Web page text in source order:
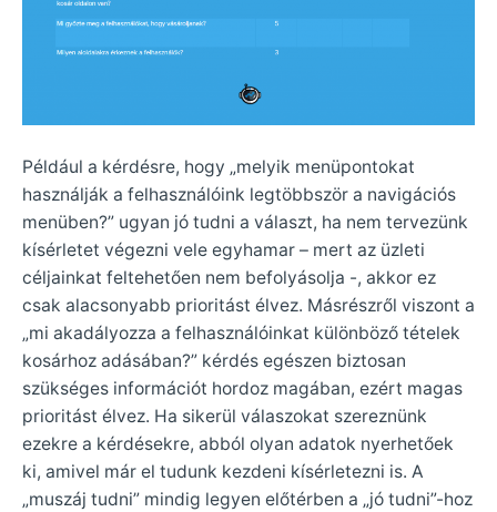
Például a kérdésre, hogy „melyik menüpontokat
használják a felhasználóink legtöbbször a navigációs
menüben?” ugyan jó tudni a választ, ha nem tervezünk
kísérletet végezni vele egyhamar – mert az üzleti
céljainkat feltehetően nem befolyásolja -, akkor ez
csak alacsonyabb prioritást élvez. Másrészről viszont a
„mi akadályozza a felhasználóinkat különböző tételek
kosárhoz adásában?” kérdés egészen biztosan
szükséges információt hordoz magában, ezért magas
prioritást élvez. Ha sikerül válaszokat szereznünk
ezekre a kérdésekre, abból olyan adatok nyerhetőek
ki, amivel már el tudunk kezdeni kísérletezni is. A
„muszáj tudni” mindig legyen előtérben a „jó tudni”-hoz